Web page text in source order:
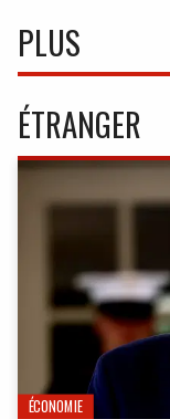
PLUS
ÉTRANGER
ÉCONOMIE